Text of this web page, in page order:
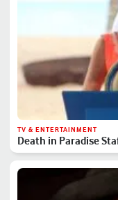
TV & ENTERTAINMENT
Death in Paradise